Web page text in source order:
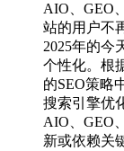
AIO、GEO
站的用户不
2025年的今
个性化。根
的SEO策略
搜索引擎优
AIO、GEO
新或依赖关